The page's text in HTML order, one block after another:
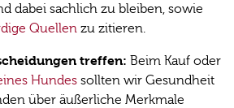
dabei sachlich zu bleiben, sowie
Quellen zu zitieren.
treffen: Beim Kauf oder
Hundes sollten wir Gesundheit
über äußerliche Merkmale